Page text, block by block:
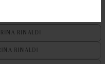
RINALDI
RINALDI